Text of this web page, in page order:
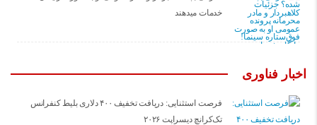
خدمات میدهند
اخبار فناوری
فرصت استثنایی: دریافت تخفیف ۴۰۰ دلاری بلیط کنفرانس
تک‌کرانچ دیسراپت ۲۰۲۶